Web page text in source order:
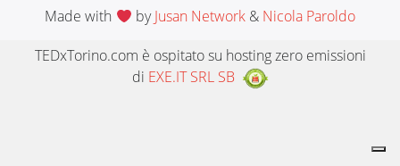
Made with
byJusan Network& Nicola Paroldo
TEDxTorino.com è ospitato su hosting zero emissioni
di EXE.IT SRL SB